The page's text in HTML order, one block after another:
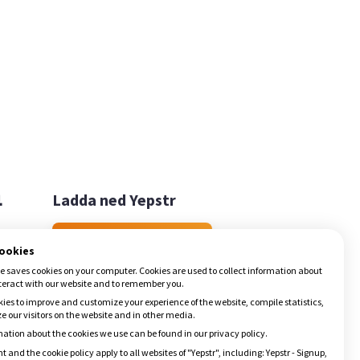
Ladda ned Yepstr
saves cookies on your computer. Cookies are used to collect information about
with our website and to remember you.
to improve and customize your experience of the website, compile statistics,
our visitors on the website and in other media.
about the cookies we use can be found in our privacy policy.
and the cookie policy apply to all websites of "Yepstr", including: Yepstr - Signup,